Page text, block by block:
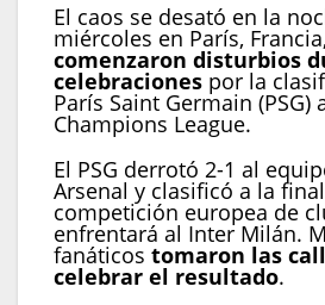
El caos se desató en la
miércoles en París,
comenzaron disturbios
celebraciones por la
París Saint Germain (PSG)
Champions League.
El PSG derrotó 2-1 al
Arsenal y clasificó a la
competición europea de
enfrentará al Inter Milán.
fanáticos tomaron las
celebrar el resultado.